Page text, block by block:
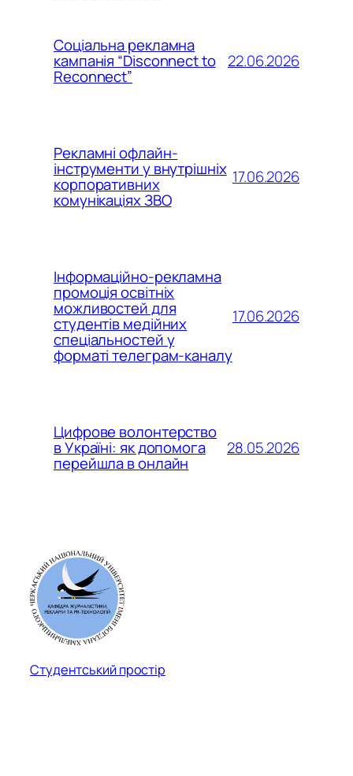
Соціальна рекламна
кампанія “Disconnect to
Reconnect”
22.06.2026
Рекламні офлайн-
інструменти у внутрішніх
корпоративних
комунікаціях ЗВО
17.06.2026
Інформаційно-рекламна
промоція освітніх
можливостей для
студентів медійних
спеціальностей у
форматі телеграм-каналу
17.06.2026
Цифрове волонтерство
в Україні: як допомога
перейшла в онлайн
28.05.2026
Студентський простір